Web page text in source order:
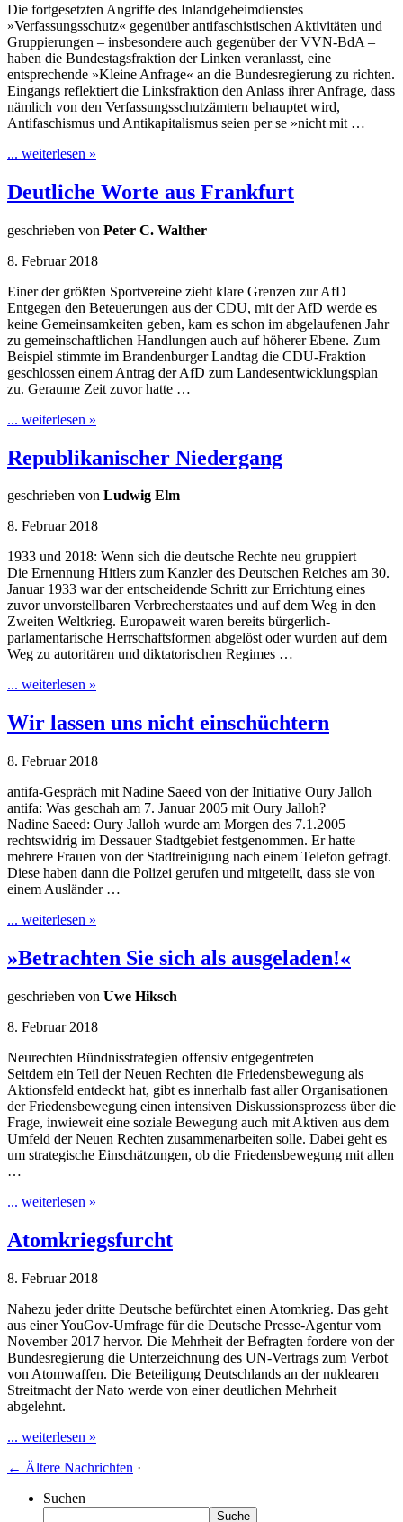
Die fortgesetzten Angriffe des Inlandgeheimdienstes
»Verfassungsschutz« gegenüber antifaschistischen Aktivitäten und
Gruppierungen – insbesondere auch gegenüber der VVN-BdA –
haben die Bundestagsfraktion der Linken veranlasst, eine
entsprechende »Kleine Anfrage« an die Bundesregierung zu richten.
Eingangs reflektiert die Linksfraktion den Anlass ihrer Anfrage, dass
nämlich von den Verfassungsschutzämtern behauptet wird,
Antifaschismus und Antikapitalismus seien per se »nicht mit …
... weiterlesen »
Deutliche Worte aus Frankfurt
geschrieben von Peter C. Walther
8. Februar 2018
Einer der größten Sportvereine zieht klare Grenzen zur AfD
Entgegen den Beteuerungen aus der CDU, mit der AfD werde es
keine Gemeinsamkeiten geben, kam es schon im abgelaufenen Jahr
zu gemeinschaftlichen Handlungen auch auf höherer Ebene. Zum
Beispiel stimmte im Brandenburger Landtag die CDU-Fraktion
geschlossen einem Antrag der AfD zum Landesentwicklungsplan
zu. Geraume Zeit zuvor hatte …
... weiterlesen »
Republikanischer Niedergang
geschrieben von Ludwig Elm
8. Februar 2018
1933 und 2018: Wenn sich die deutsche Rechte neu gruppiert
Die Ernennung Hitlers zum Kanzler des Deutschen Reiches am 30.
Januar 1933 war der entscheidende Schritt zur Errichtung eines
zuvor unvorstellbaren Verbrecherstaates und auf dem Weg in den
Zweiten Weltkrieg. Europaweit waren bereits bürgerlich-
parlamentarische Herrschaftsformen abgelöst oder wurden auf dem
Weg zu autoritären und diktatorischen Regimes …
... weiterlesen »
Wir lassen uns nicht einschüchtern
8. Februar 2018
antifa-Gespräch mit Nadine Saeed von der Initiative Oury Jalloh
antifa: Was geschah am 7. Januar 2005 mit Oury Jalloh?
Nadine Saeed: Oury Jalloh wurde am Morgen des 7.1.2005
rechtswidrig im Dessauer Stadtgebiet festgenommen. Er hatte
mehrere Frauen von der Stadtreinigung nach einem Telefon gefragt.
Diese haben dann die Polizei gerufen und mitgeteilt, dass sie von
einem Ausländer …
... weiterlesen »
»Betrachten Sie sich als ausgeladen!«
geschrieben von Uwe Hiksch
8. Februar 2018
Neurechten Bündnisstrategien offensiv entgegentreten
Seitdem ein Teil der Neuen Rechten die Friedensbewegung als
Aktionsfeld entdeckt hat, gibt es innerhalb fast aller Organisationen
der Friedensbewegung einen intensiven Diskussionsprozess über die
Frage, inwieweit eine soziale Bewegung auch mit Aktiven aus dem
Umfeld der Neuen Rechten zusammenarbeiten solle. Dabei geht es
um strategische Einschätzungen, ob die Friedensbewegung mit allen
…
... weiterlesen »
Atomkriegsfurcht
8. Februar 2018
Nahezu jeder dritte Deutsche befürchtet einen Atomkrieg. Das geht
aus einer YouGov-Umfrage für die Deutsche Presse-Agentur vom
November 2017 hervor. Die Mehrheit der Befragten fordere von der
Bundesregierung die Unterzeichnung des UN-Vertrags zum Verbot
von Atomwaffen. Die Beteiligung Deutschlands an der nuklearen
Streitmacht der Nato werde von einer deutlichen Mehrheit
abgelehnt.
... weiterlesen »
← Ältere Nachrichten ·
Suchen
Suche